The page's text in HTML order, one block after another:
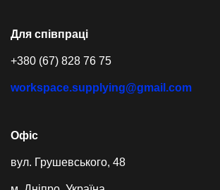
Для співпраці
+380 (67) 828 76 75
workspace.supplying@gmail.com
Офіс
вул. Грушевського, 48